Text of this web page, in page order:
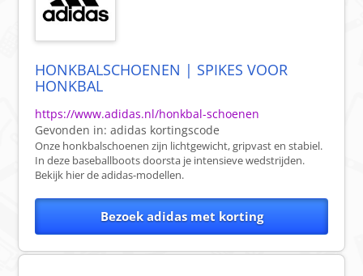
HONKBALSCHOENEN | SPIKES VOOR
HONKBAL
https://www.adidas.nl/honkbal-schoenen
Gevonden in:adidas kortingscode
Onze honkbalschoenen zijn lichtgewicht, gripvast en stabiel.
In deze baseballboots doorsta je intensieve wedstrijden.
Bekijk hier de adidas-modellen.
Bezoek adidas met korting